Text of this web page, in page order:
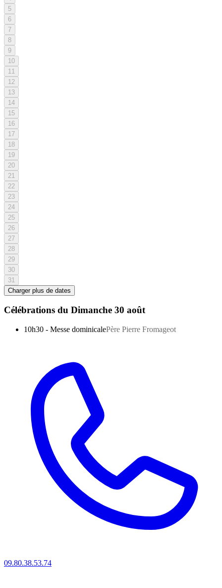
5
6
7
8
9
10
11
12
13
14
15
16
17
18
19
20
21
22
23
24
25
26
27
28
29
30
31
Charger plus de dates
Célébrations du Dimanche 30 août
10h30 - Messe dominicalePère Pierre Fromageot
09.80.38.53.74